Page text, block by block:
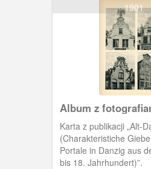
1901
Album z
Kuhna
Karta z publikacji „Alt-
(Charakteristiche
Portale in Danzig aus
bis 18. Jahrhundert)”.